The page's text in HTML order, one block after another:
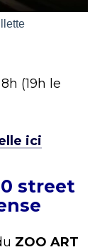
(19h le
ici
street
ZOO ART